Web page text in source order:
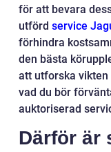
för att bevara
utförd service
förhindra
den bästa
att utforska
vad du bör
auktoriserad
Därför är